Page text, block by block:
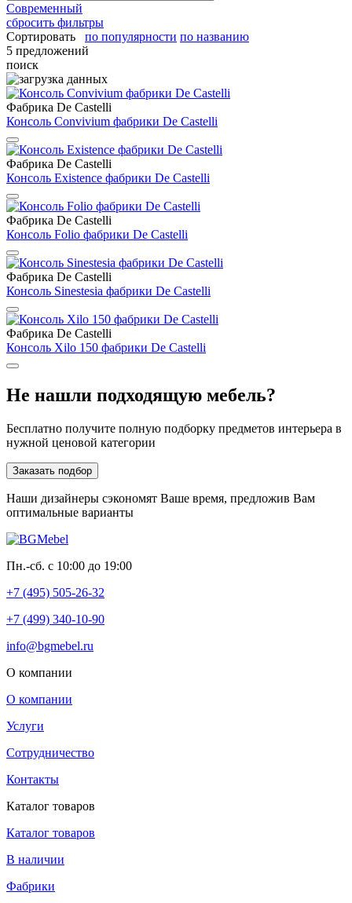
Современный
сбросить фильтры
Сортировать
по популярности по названию
5 предложений
поиск
Фабрика De Castelli
Консоль Convivium фабрики De Castelli
Фабрика De Castelli
Консоль Existence фабрики De Castelli
Фабрика De Castelli
Консоль Folio фабрики De Castelli
Фабрика De Castelli
Консоль Sinestesia фабрики De Castelli
Фабрика De Castelli
Консоль Xilo 150 фабрики De Castelli
Не нашли подходящую мебель?
Бесплатно получите полную подборку предметов интерьера в
нужной ценовой категории
Заказать подбор
Наши дизайнеры сэкономят Ваше время, предложив Вам
оптимальные варианты
Пн.-сб. с 10:00 до 19:00
+7 (495) 505-26-32
+7 (499) 340-10-90
info@bgmebel.ru
О компании
О компании
Услуги
Сотрудничество
Контакты
Каталог товаров
Каталог товаров
В наличии
Фабрики